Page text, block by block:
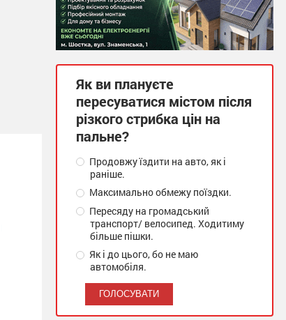
Як ви плануєте
пересуватися містом після
різкого стрибка цін на
пальне?
Продовжу їздити на авто, як і
раніше.
Максимально обмежу поїздки.
Пересяду на громадський
транспорт/ велосипед. Ходитиму
більше пішки.
Як і до цього, бо не маю
автомобіля.